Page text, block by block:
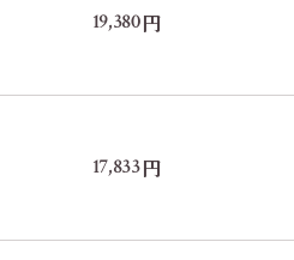
19,380円
17,833円